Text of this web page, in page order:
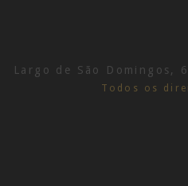
Largo de São Domingos,
Todos os